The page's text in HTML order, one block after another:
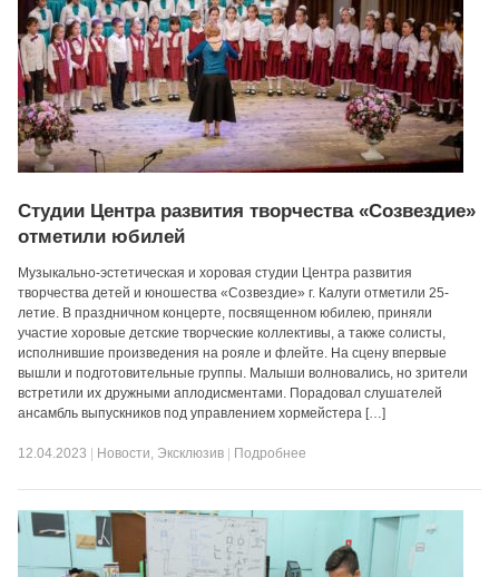
Студии Центра развития творчества «Созвездие»
отметили юбилей
Музыкально-эстетическая и хоровая студии Центра развития
творчества детей и юношества «Созвездие» г. Калуги отметили 25-
летие. В праздничном концерте, посвященном юбилею, приняли
участие хоровые детские творческие коллективы, а также солисты,
исполнившие произведения на рояле и флейте. На сцену впервые
вышли и подготовительные группы. Малыши волновались, но зрители
встретили их дружными аплодисментами. Порадовал слушателей
ансамбль выпускников под управлением хормейстера […]
12.04.2023 Новости, Эксклюзив Подробнее